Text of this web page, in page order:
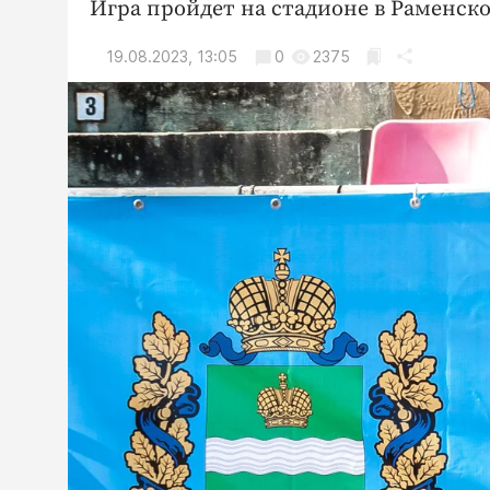
Игра пройдет на стадионе в
19.08.2023, 13:05 0 2375